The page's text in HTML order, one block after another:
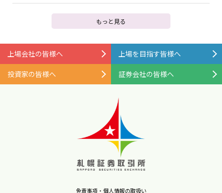
もっと見る
上場会社の皆様へ 上場を目指す皆様へ
投資家の皆様へ 証券会社の皆様へ
免責事項・個人情報の取扱い